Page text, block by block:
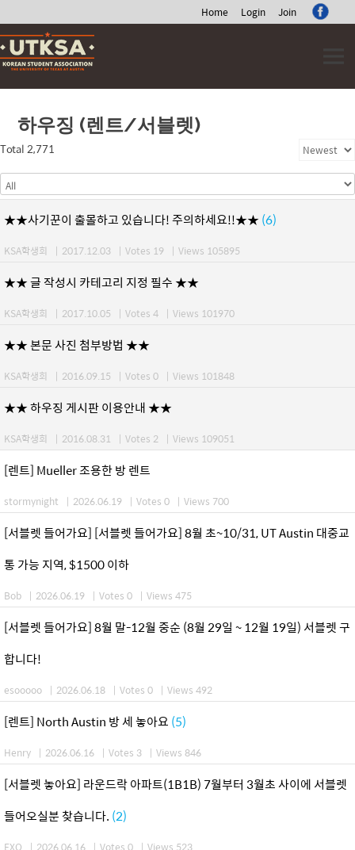
Home Login Join
Skip
to
content
하우징 (렌트/서블렛)
Total 2,771
★★사기꾼이 출몰하고 있습니다! 주의하세요!!★★ (6)
KSA학생회 | 2017.12.03 | Votes 19 | Views 105895
★★ 글 작성시 카테고리 지정 필수 ★★
KSA학생회 | 2017.10.05 | Votes 4 | Views 101970
★★ 본문 사진 첨부방법 ★★
KSA학생회 | 2016.09.15 | Votes 0 | Views 101848
★★ 하우징 게시판 이용안내 ★★
KSA학생회 | 2016.08.31 | Votes 2 | Views 109051
[렌트] Mueller 조용한 방 렌트
stormynight | 2026.06.19 | Votes 0 | Views 700
[서블렛 들어가요] [서블렛 들어가요] 8월 초~10/31, UT Austin 대중교
통 가능 지역, $1500 이하
Bob | 2026.06.19 | Votes 0 | Views 475
[서블렛 들어가요] 8월 말-12월 중순 (8월 29일 ~ 12월 19일) 서블렛 구
합니다!
esooooo | 2026.06.18 | Votes 0 | Views 492
[렌트] North Austin 방 세 놓아요 (5)
Henry | 2026.06.16 | Votes 3 | Views 846
[서블렛 놓아요] 라운드락 아파트(1B1B) 7월부터 3월초 사이에 서블렛
들어오실분 찾습니다. (2)
EXO | 2026.06.16 | Votes 0 | Views 523